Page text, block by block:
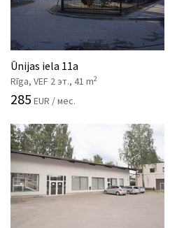
Ūnijas iela 11a
Rīga, VEF 2 эт., 41 m2
285 EUR / мес.